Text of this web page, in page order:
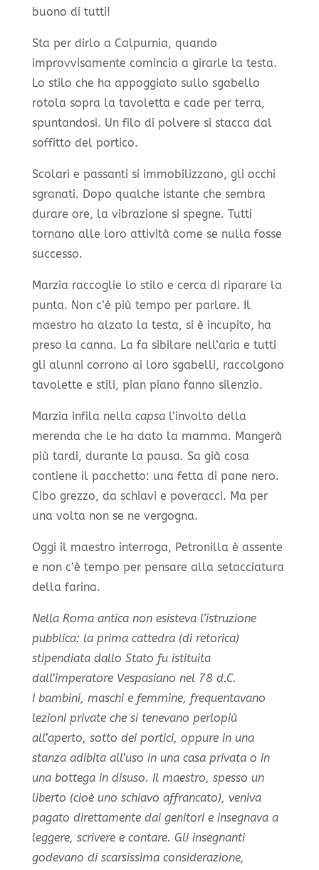
buono di tutti!
Sta per dirlo a Calpurnia, quando
improvvisamente comincia a girarle la testa.
Lo stilo che ha appoggiato sullo sgabello
rotola sopra la tavoletta e cade per terra,
spuntandosi. Un filo di polvere si stacca dal
soffitto del portico.
Scolari e passanti si immobilizzano, gli occhi
sgranati. Dopo qualche istante che sembra
durare ore, la vibrazione si spegne. Tutti
tornano alle loro attività come se nulla fosse
successo.
Marzia raccoglie lo stilo e cerca di riparare la
punta. Non c’è più tempo per parlare. Il
maestro ha alzato la testa, si è incupito, ha
preso la canna. La fa sibilare nell’aria e tutti
gli alunni corrono ai loro sgabelli, raccolgono
tavolette e stili, pian piano fanno silenzio.
Marzia infila nella capsal’involto della
merenda che le ha dato la mamma. Mangerà
più tardi, durante la pausa. Sa già cosa
contiene il pacchetto: una fetta di pane nero.
Cibo grezzo, da schiavi e poveracci. Ma per
una volta non se ne vergogna.
Oggi il maestro interroga, Petronilla è assente
e non c’è tempo per pensare alla setacciatura
della farina.
Nella Roma antica non esisteva l’istruzione
pubblica: la prima cattedra (di retorica)
stipendiata dallo Stato fu istituita
dall’imperatore Vespasiano nel 78 d.C.
I bambini, maschi e femmine, frequentavano
lezioni private che si tenevano perlopiù
all’aperto, sotto dei portici, oppure in una
stanza adibita all’uso in una casa privata o in
una bottega in disuso. Il maestro, spesso un
liberto (cioè uno schiavo affrancato), veniva
pagato direttamente dai genitori e insegnava a
leggere, scrivere e contare. Gli insegnanti
godevano di scarsissima considerazione,